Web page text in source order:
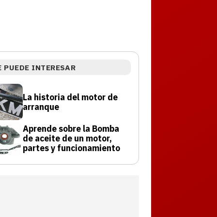
PUEDE INTERESAR
La historia del motor de
arranque
Aprende sobre la Bomba
de aceite de un motor,
partes y funcionamiento